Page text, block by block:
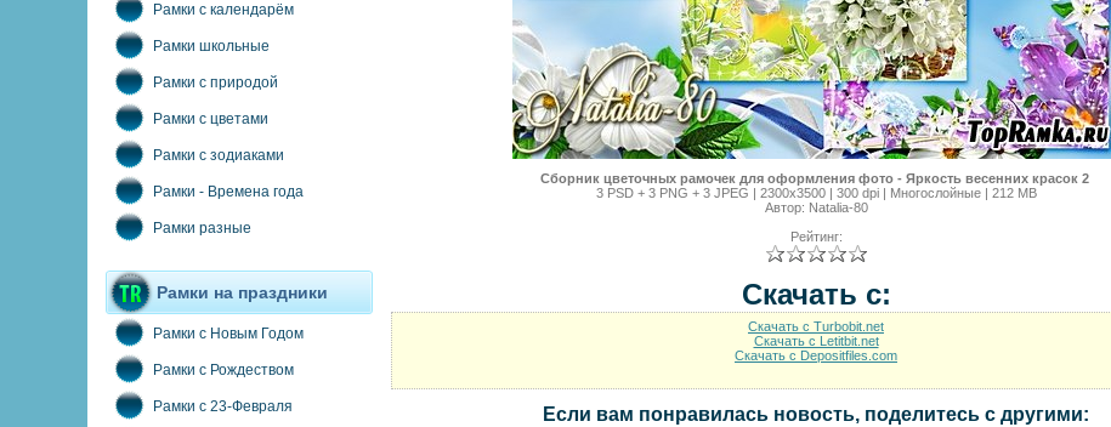
Рамки с календарём
Рамки школьные
Рамки с природой
Рамки с цветами
Рамки с зодиаками
Рамки - Времена года
Рамки разные
Рамки на праздники
Рамки с Новым Годом
Рамки с Рождеством
Рамки с 23-Февраля
Сборник цветочных рамочек для оформления фото - Яркость весенних красок 2
3 PSD + 3 PNG + 3 JPEG | 2300х3500 | 300 dpi | Многослойные | 212 MB
Автор: Natalia-80
Рейтинг:
Скачать с:
Скачать с Turbobit.net
Скачать с Letitbit.net
Скачать с Depositfiles.com
Если вам понравилась новость, поделитесь с другими: